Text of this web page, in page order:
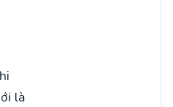
là